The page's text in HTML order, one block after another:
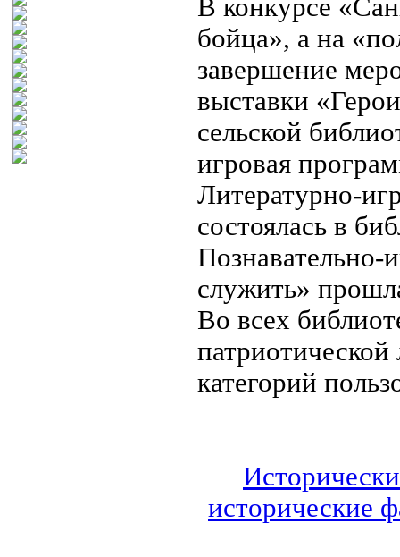
В конкурсе
бойца», а на
завершение
выставки
сельской
игровая
Литературно-
состоялась в
Познавательно-
служить»
Во всех
категорий
исторические